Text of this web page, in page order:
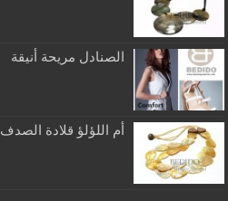
الصنادل مريحة أنيقة
أم اللؤلؤ قلادة الصدف